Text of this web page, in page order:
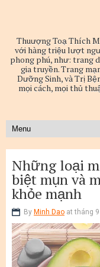
Thuượng Toạ Thích
với hàng triệu lượt
phong phú, như: trang
gia truyền. Trang
Dưỡng Sinh, và Trị
mọi cách, mọi thủ
Những loại
biệt mụn và
khỏe mạnh
By Minh Dao at tháng